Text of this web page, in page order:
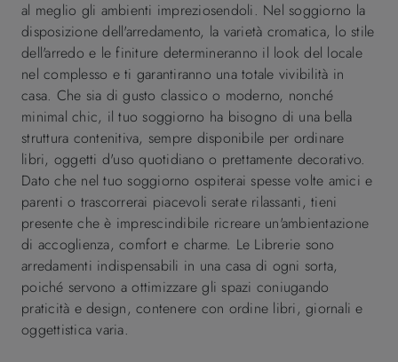
al meglio gli ambienti impreziosendoli. Nel soggiorno la
disposizione dell'arredamento, la varietà cromatica, lo stile
dell'arredo e le finiture determineranno il look del locale
nel complesso e ti garantiranno una totale vivibilità in
casa. Che sia di gusto classico o moderno, nonché
minimal chic, il tuo soggiorno ha bisogno di una bella
struttura contenitiva, sempre disponibile per ordinare
libri, oggetti d'uso quotidiano o prettamente decorativo.
Dato che nel tuo soggiorno ospiterai spesse volte amici e
parenti o trascorrerai piacevoli serate rilassanti, tieni
presente che è imprescindibile ricreare un'ambientazione
di accoglienza, comfort e charme. Le Librerie sono
arredamenti indispensabili in una casa di ogni sorta,
poiché servono a ottimizzare gli spazi coniugando
praticità e design, contenere con ordine libri, giornali e
oggettistica varia.